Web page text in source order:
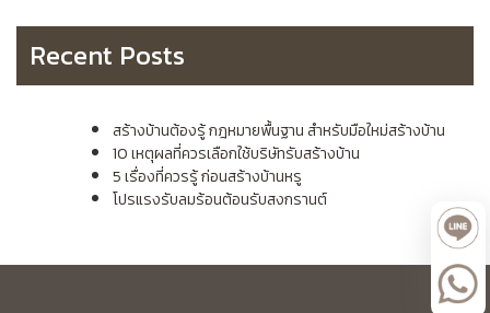
Recent Posts
สร้างบ้านต้องรู้ กฎหมายพื้นฐาน สำหรับมือใหม่สร้างบ้าน
10 เหตุผลที่ควรเลือกใช้บริษัทรับสร้างบ้าน
5 เรื่องที่ควรรู้ ก่อนสร้างบ้านหรู
โปรแรงรับลมร้อนต้อนรับสงกรานต์